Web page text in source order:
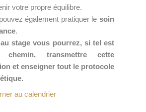
votre propre équilibre.
également pratiquer le soin
.
stage vous pourrez, si tel est
chemin, transmettre cette
et enseigner tout le protocole
au calendrier